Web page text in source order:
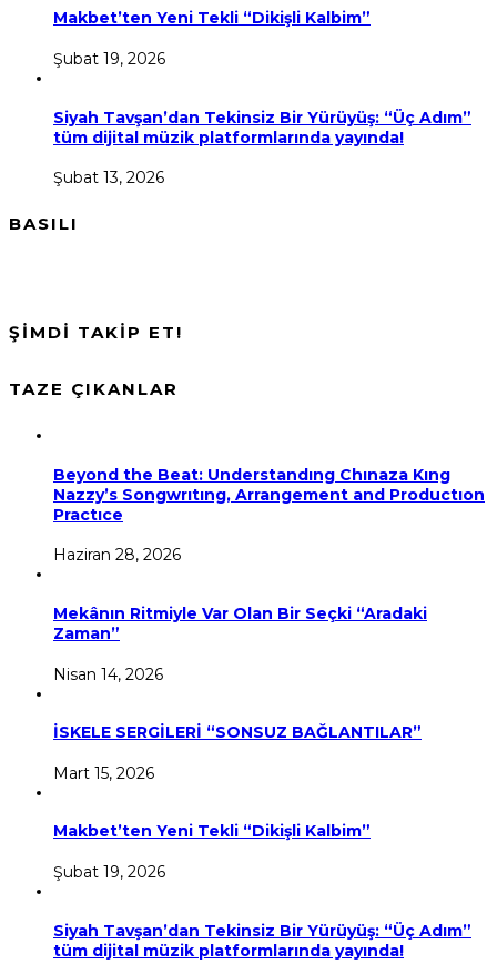
Makbet’ten Yeni Tekli “Dikişli Kalbim”
Şubat 19, 2026
Siyah Tavşan’dan Tekinsiz Bir Yürüyüş: “Üç Adım”
tüm dijital müzik platformlarında yayında!
Şubat 13, 2026
BASILI
ŞİMDİ TAKİP ET!
TAZE ÇIKANLAR
Beyond the Beat: Understandıng Chınaza Kıng
Nazzy’s Songwrıtıng, Arrangement and Productıon
Practıce
Haziran 28, 2026
Mekânın Ritmiyle Var Olan Bir Seçki “Aradaki
Zaman”
Nisan 14, 2026
İSKELE SERGİLERİ “SONSUZ BAĞLANTILAR”
Mart 15, 2026
Makbet’ten Yeni Tekli “Dikişli Kalbim”
Şubat 19, 2026
Siyah Tavşan’dan Tekinsiz Bir Yürüyüş: “Üç Adım”
tüm dijital müzik platformlarında yayında!